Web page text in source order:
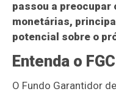
passou a preocupar
monetárias,
potencial sobre o
Entenda o FGC
O Fundo Garantidor